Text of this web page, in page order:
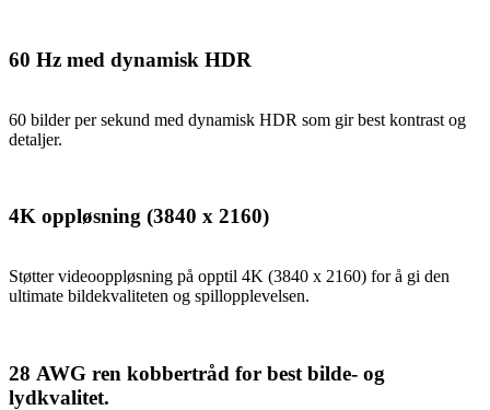
60 Hz med dynamisk HDR
60 bilder per sekund med dynamisk HDR som gir best kontrast og
detaljer.
4K oppløsning (3840 x 2160)
Støtter videooppløsning på opptil 4K (3840 x 2160) for å gi den
ultimate bildekvaliteten og spillopplevelsen.
28 AWG ren kobbertråd for best bilde- og
lydkvalitet.